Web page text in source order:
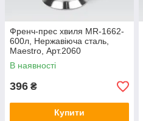
Френч-прес хвиля MR-1662-
600л, Нержавіюча сталь,
Maestro, Арт.2060
В наявності
396 ₴
Купити